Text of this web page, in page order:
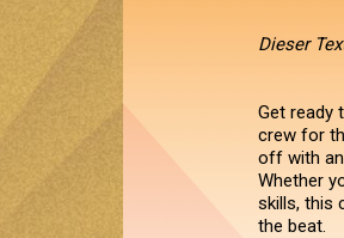
Dieser
Get ready
crew for
off with
Whether
skills, this
the beat.